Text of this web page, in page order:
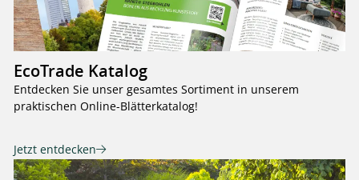
EcoTrade Katalog
Entdecken Sie unser gesamtes Sortiment in unserem
praktischen Online-Blätterkatalog!
Jetzt entdecken